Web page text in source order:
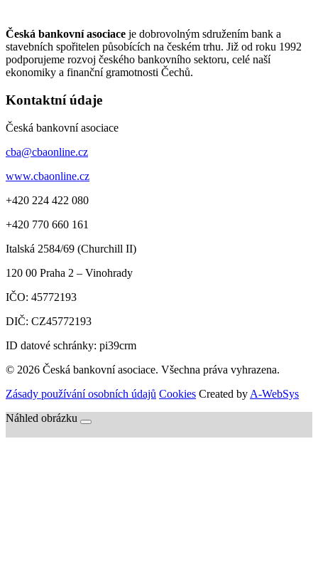
Česká bankovní asociace je dobrovolným sdružením bank a
stavebních spořitelen působících na českém trhu. Již od roku 1992
podporujeme rozvoj českého bankovního sektoru, celé naší
ekonomiky a finanční gramotnosti Čechů.
Kontaktní údaje
Česká bankovní asociace
cba@cbaonline.cz
www.cbaonline.cz
+420 224 422 080
+420 770 660 161
Italská 2584/69 (Churchill II)
120 00 Praha 2 – Vinohrady
IČO: 45772193
DIČ: CZ45772193
ID datové schránky: pi39crm
© 2026 Česká bankovní asociace. Všechna práva vyhrazena.
Zásady používání osobních údajů Cookies Created by A-WebSys
Náhled obrázku